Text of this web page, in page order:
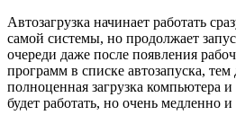
Автозагрузка начинает работать
самой системы, но продолжает
очереди даже после появления
программ в списке автозапуска,
полноценная загрузка компьютера и
будет работать, но очень медленно